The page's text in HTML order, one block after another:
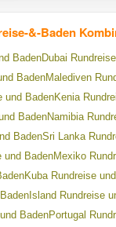
&-Baden
BadenDubai
BadenMalediven
und BadenKenia
BadenNamibia
BadenSri Lanka
und BadenMexiko
Kuba Rundreise
Island Rundreise
BadenPortugal